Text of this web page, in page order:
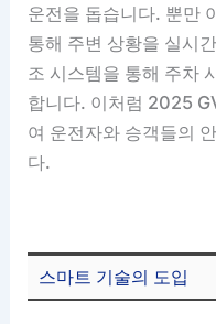
운전을 돕습니다. 뿐만
통해 주변 상황을 실시
조 시스템을 통해 주차
합니다. 이처럼 2025
여 운전자와 승객들의
다.
스마트 기술의 도입